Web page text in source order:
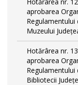
aprobarea
Muzeului
Hotărârea nr.
aprobarea
Bibliotecii